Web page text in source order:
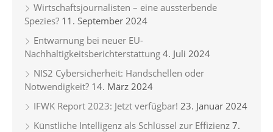
Wirtschaftsjournalisten – eine aussterbende
Spezies? 11. September 2024
Entwarnung bei neuer EU-
Nachhaltigkeitsberichterstattung 4. Juli 2024
NIS2 Cybersicherheit: Handschellen oder
Notwendigkeit? 14. März 2024
IFWK Report 2023: Jetzt verfügbar! 23. Januar 2024
Künstliche Intelligenz als Schlüssel zur Effizienz 7.